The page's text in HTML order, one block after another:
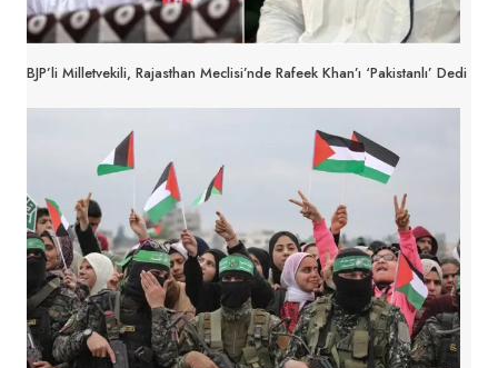
BJP’li Milletvekili, Rajasthan Meclisi’nde Rafeek Khan’ı ‘Pakistanlı’ Dedi